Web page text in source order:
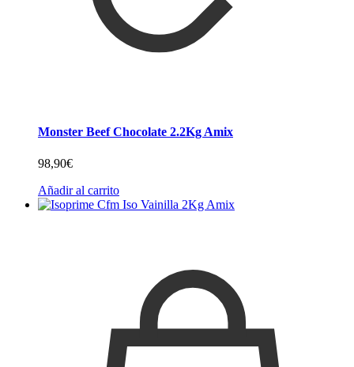
Monster Beef Chocolate 2.2Kg Amix
98,90€
Añadir al carrito